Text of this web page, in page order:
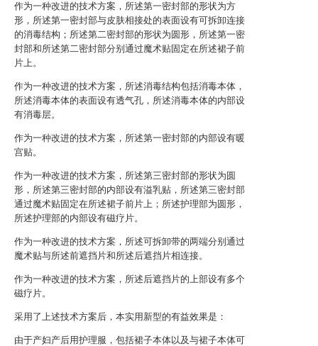
作为一种改进的技术方案，所述第一密封部的形状为方
形，所述第一密封部与皮肤相接处的表面设有可拆卸连接
的消毒结构；所述第二密封部的形状为圆形，所述第一密
封部和所述第二密封部分别通过魔术贴固定在所述裙子前
片上。
作为一种改进的技术方案，所述消毒结构包括消毒本体，
所述消毒本体的表面设有透气孔，所述消毒本体的内部设
有消毒层。
作为一种改进的技术方案，所述第一密封部的内部设有暖
宫贴。
作为一种改进的技术方案，所述第三密封部的形状为圆
形，所述第三密封部的内部设有溢乳贴，所述第三密封部
通过魔术贴固定在所述裙子前片上；所述护理部为圆形，
所述护理部的内部设有磁疗片。
作为一种改进的技术方案，所述可拆卸带的两端分别通过
魔术贴与所述前遮挡片和所述后遮挡片相连接。
作为一种改进的技术方案，所述后遮挡片的上部设有多个
磁疗片。
采用了上述技术方案后，本实用新型的有益效果是：
由于产妇产后用护理服，包括裙子本体以及与裙子本体可